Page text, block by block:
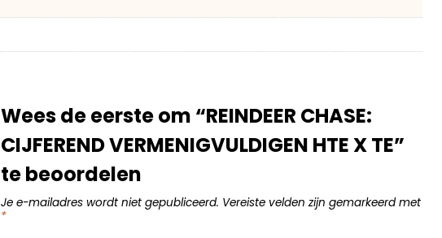
Wees de eerste om “REINDEER CHASE:
CIJFEREND VERMENIGVULDIGEN HTE X TE”
te beoordelen
Je e-mailadres wordt niet gepubliceerd. Vereiste velden zijn gemarkeerd met
*